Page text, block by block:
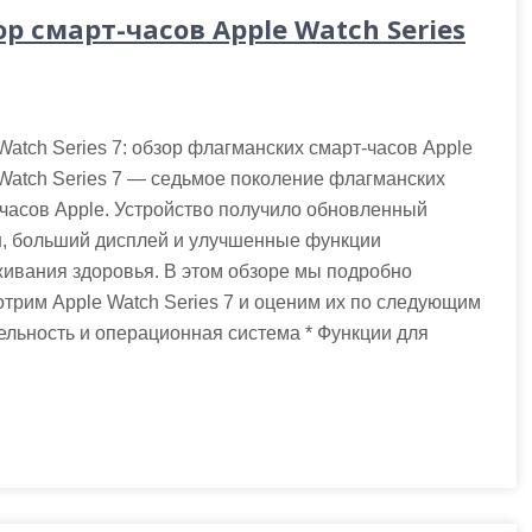
смарт-часов Apple Watch Series
Series 7: обзор флагманских смарт-часов Apple
Series 7 — седьмое поколение флагманских
Apple. Устройство получило обновленный
больший дисплей и улучшенные функции
здоровья. В этом обзоре мы подробно
Apple Watch Series 7 и оценим их по следующим
и операционная система * Функции для